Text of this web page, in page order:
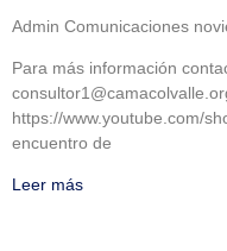
Admin Comunicaciones
Para más información
https://www.youtube.com/
encuentro de
Leer más